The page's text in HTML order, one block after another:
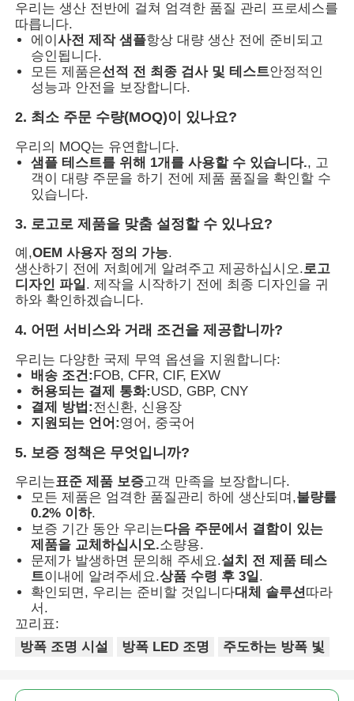
우리는 생산 전반에 걸쳐 엄격한 품질 관리 프로세스를
따릅니다.
에이사전 제작 샘플항상 대량 생산 전에 준비되고
승인됩니다.
모든 제품은선적 전 최종 검사 및 테스트안정적인
성능과 안전을 보장합니다.
2. 최소 주문 수량(MOQ)이 있나요?
우리의 MOQ는 유연합니다.
샘플 테스트를 위해 1개를 사용할 수 있습니다., 고
객이 대량 주문을 하기 전에 제품 품질을 확인할 수
있습니다.
3. 로고로 제품을 맞춤 설정할 수 있나요?
예,OEM 사용자 정의 가능.
생산하기 전에 저희에게 알려주고 제공하십시오.로고
디자인 파일. 제작을 시작하기 전에 최종 디자인을 귀
하와 확인하겠습니다.
4. 어떤 서비스와 거래 조건을 제공합니까?
우리는 다양한 국제 무역 옵션을 지원합니다:
배송 조건:FOB, CFR, CIF, EXW
허용되는 결제 통화:USD, GBP, CNY
결제 방법:전신환, 신용장
지원되는 언어:영어, 중국어
5. 보증 정책은 무엇입니까?
우리는표준 제품 보증고객 만족을 보장합니다.
모든 제품은 엄격한 품질관리 하에 생산되며,불량률
0.2% 이하.
보증 기간 동안 우리는다음 주문에서 결함이 있는
제품을 교체하십시오.소량용.
문제가 발생하면 문의해 주세요.설치 전 제품 테스
트이내에 알려주세요.상품 수령 후 3일.
확인되면, 우리는 준비할 것입니다대체 솔루션따라
서.
꼬리표:
방폭 조명 시설
방폭 LED 조명 주도하는 방폭 빛